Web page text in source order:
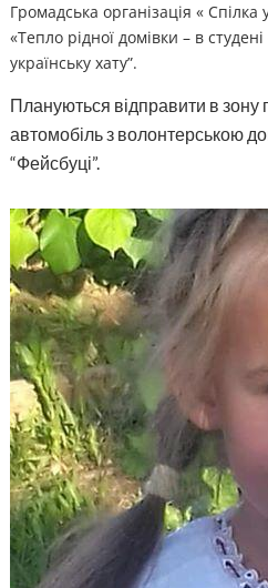
Громадська організація «
«Тепло рідної домівки – в
українську хату”.
Плануються відправити в
автомобіль з волонтерською
“Фейсбуці”.